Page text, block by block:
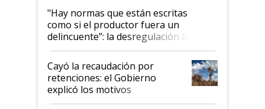
"Hay normas que están escritas
como si el productor fuera un
delincuente”: la desregulación llegó
al Congreso Aapresid y hasta se
habló del financiamiento al IPCVA
Cayó la recaudación por
retenciones: el Gobierno
explicó los motivos